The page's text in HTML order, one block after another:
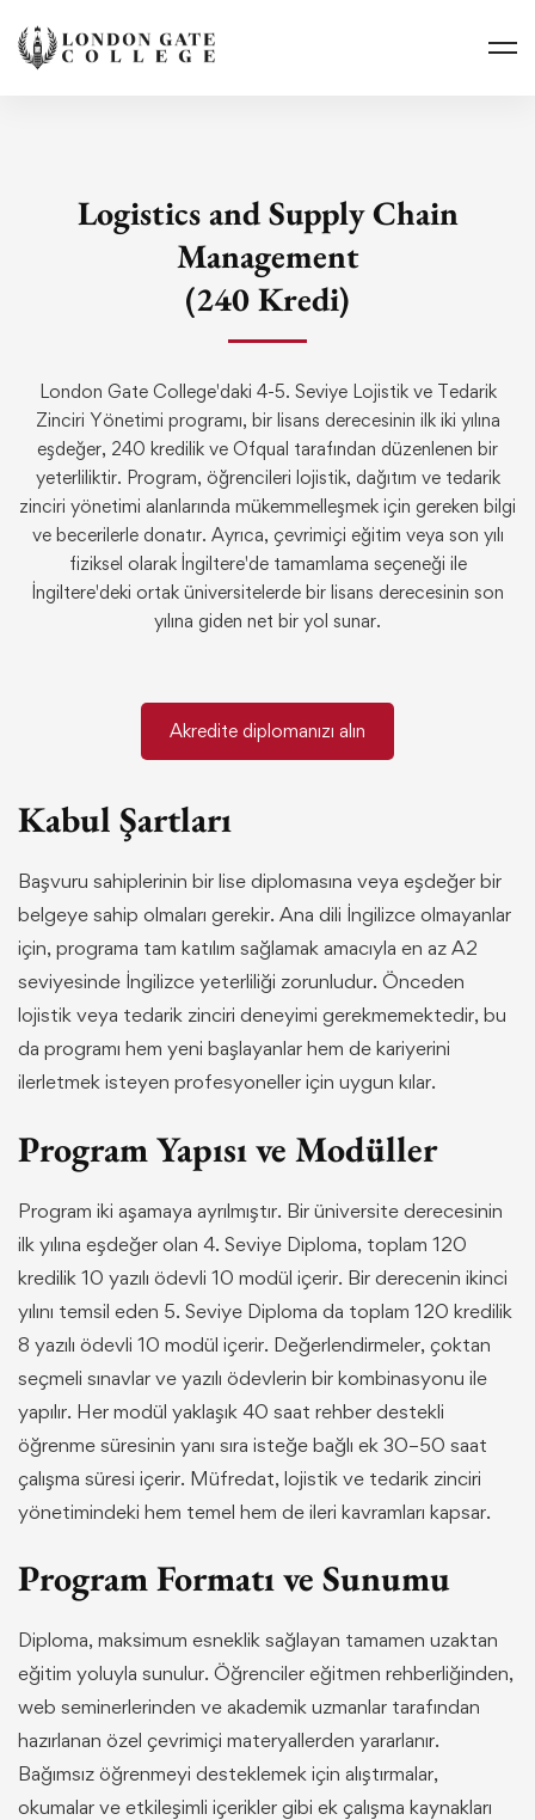
Logistics and Supply Chain
Management
(240 Kredi)
London Gate College'daki 4-5. Seviye Lojistik ve Tedarik
Zinciri Yönetimi programı, bir lisans derecesinin ilk iki yılına
eşdeğer, 240 kredilik ve Ofqual tarafından düzenlenen bir
yeterliliktir. Program, öğrencileri lojistik, dağıtım ve tedarik
zinciri yönetimi alanlarında mükemmelleşmek için gereken bilgi
ve becerilerle donatır. Ayrıca, çevrimiçi eğitim veya son yılı
fiziksel olarak İngiltere'de tamamlama seçeneği ile
İngiltere'deki ortak üniversitelerde bir lisans derecesinin son
yılına giden net bir yol sunar.
Akredite diplomanızı alın
Kabul Şartları
Başvuru sahiplerinin bir lise diplomasına veya eşdeğer bir
belgeye sahip olmaları gerekir. Ana dili İngilizce olmayanlar
için, programa tam katılım sağlamak amacıyla en az A2
seviyesinde İngilizce yeterliliği zorunludur. Önceden
lojistik veya tedarik zinciri deneyimi gerekmemektedir, bu
da programı hem yeni başlayanlar hem de kariyerini
ilerletmek isteyen profesyoneller için uygun kılar.
Program Yapısı ve Modüller
Program iki aşamaya ayrılmıştır. Bir üniversite derecesinin
ilk yılına eşdeğer olan 4. Seviye Diploma, toplam 120
kredilik 10 yazılı ödevli 10 modül içerir. Bir derecenin ikinci
yılını temsil eden 5. Seviye Diploma da toplam 120 kredilik
8 yazılı ödevli 10 modül içerir. Değerlendirmeler, çoktan
seçmeli sınavlar ve yazılı ödevlerin bir kombinasyonu ile
yapılır. Her modül yaklaşık 40 saat rehber destekli
öğrenme süresinin yanı sıra isteğe bağlı ek 30–50 saat
çalışma süresi içerir. Müfredat, lojistik ve tedarik zinciri
yönetimindeki hem temel hem de ileri kavramları kapsar.
Program Formatı ve Sunumu
Diploma, maksimum esneklik sağlayan tamamen uzaktan
eğitim yoluyla sunulur. Öğrenciler eğitmen rehberliğinden,
web seminerlerinden ve akademik uzmanlar tarafından
hazırlanan özel çevrimiçi materyallerden yararlanır.
Bağımsız öğrenmeyi desteklemek için alıştırmalar,
okumalar ve etkileşimli içerikler gibi ek çalışma kaynakları